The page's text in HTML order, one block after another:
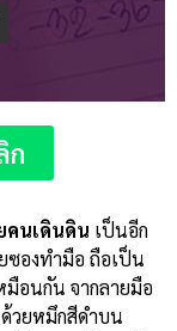
ก
คนเดินดิน เป็นอีก
องทำมือ ถือเป็น
มือนกัน จากลายมือ
วยหมึกสีดำบน